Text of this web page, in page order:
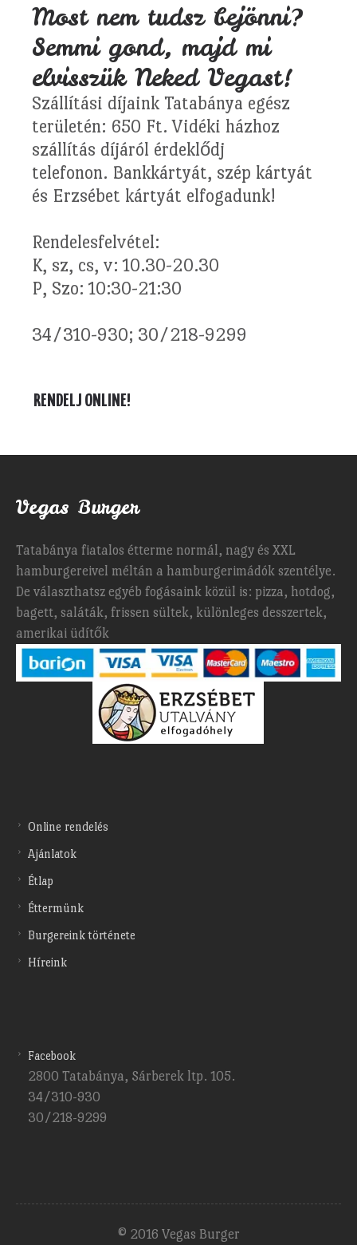
Most nem tudsz bejönni?
Semmi gond, majd mi
elvisszük Neked Vegast!
Szállítási díjaink Tatabánya egész
területén: 650 Ft. Vidéki házhoz
szállítás díjáról érdeklődj
telefonon. Bankkártyát, szép kártyát
és Erzsébet kártyát elfogadunk!
Rendelesfelvétel:
K, sz, cs, v: 10.30-20.30
P, Szo: 10:30-21:30
34/310-930; 30/218-9299
RENDELJ ONLINE!
Vegas Burger
Tatabánya fiatalos étterme normál, nagy és XXL
hamburgereivel méltán a hamburgerimádók szentélye.
De választhatsz egyéb fogásaink közül is: pizza, hotdog,
bagett, saláták, frissen sültek, különleges desszertek,
amerikai üdítők
Online rendelés
Ajánlatok
Étlap
Éttermünk
Burgereink története
Híreink
Facebook
2800 Tatabánya, Sárberek ltp. 105.
34/310-930
30/218-9299
© 2016 Vegas Burger